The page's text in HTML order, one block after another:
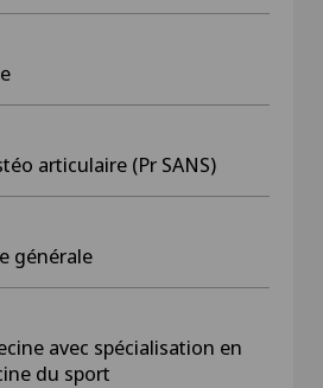
articulaire (Pr SANS)
générale
avec spécialisation en
du sport